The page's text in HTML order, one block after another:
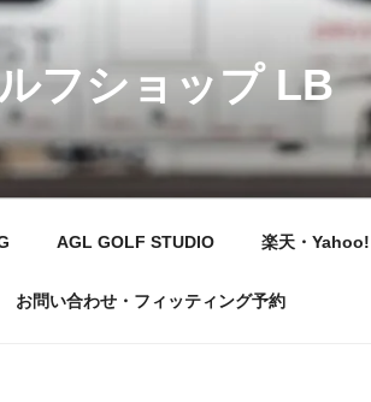
フショップ LB
AGL GOLF STUDIO 楽天・Yahoo!
お問い合わせ・フィッティング予約